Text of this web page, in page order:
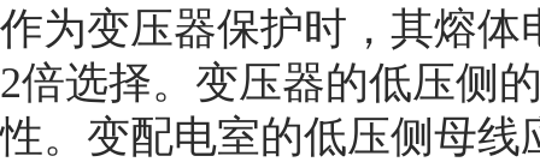
作为变压器保护时，其熔体
2倍选择。变压器的低压侧
性。变配电室的低压侧母